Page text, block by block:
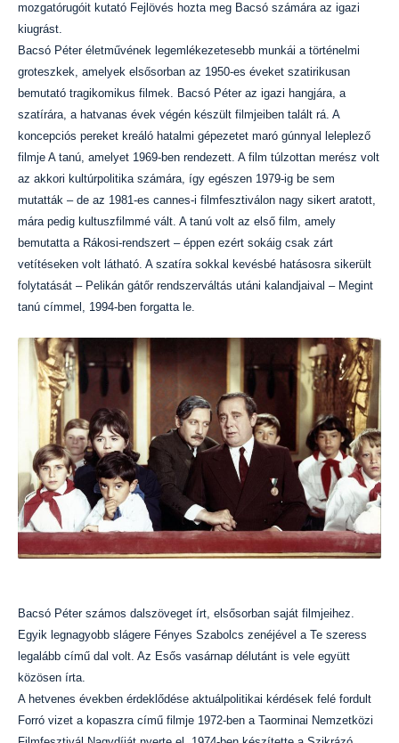
mozgatórugóit kutató Fejlövés hozta meg Bacsó számára az igazi
kiugrást.
Bacsó Péter életművének legemlékezetesebb munkái a történelmi
groteszkek, amelyek elsősorban az 1950-es éveket szatirikusan
bemutató tragikomikus filmek. Bacsó Péter az igazi hangjára, a
szatírára, a hatvanas évek végén készült filmjeiben talált rá. A
koncepciós pereket kreáló hatalmi gépezetet maró gúnnyal leleplező
filmje A tanú, amelyet 1969-ben rendezett. A film túlzottan merész volt
az akkori kultúrpolitika számára, így egészen 1979-ig be sem
mutatták – de az 1981-es cannes-i filmfesztiválon nagy sikert aratott,
mára pedig kultuszfilmmé vált. A tanú volt az első film, amely
bemutatta a Rákosi-rendszert – éppen ezért sokáig csak zárt
vetítéseken volt látható. A szatíra sokkal kevésbé hatásosra sikerült
folytatását – Pelikán gátőr rendszerváltás utáni kalandjaival – Megint
tanú címmel, 1994-ben forgatta le.
Bacsó Péter számos dalszöveget írt, elsősorban saját filmjeihez.
Egyik legnagyobb slágere Fényes Szabolcs zenéjével a Te szeress
legalább című dal volt. Az Esős vasárnap délutánt is vele együtt
közösen írta.
A hetvenes években érdeklődése aktuálpolitikai kérdések felé fordult
Forró vizet a kopaszra című filmje 1972-ben a Taorminai Nemzetközi